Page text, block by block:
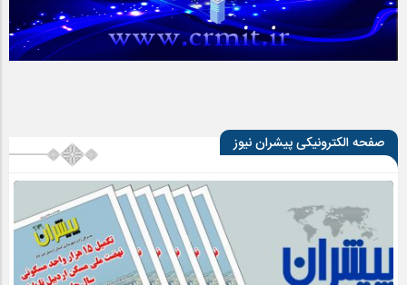
صفحه الکترونیکی پیشران نیوز